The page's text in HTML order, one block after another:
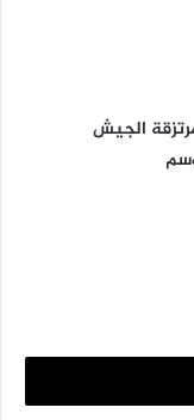
تجمعات لمرتزقة الجيش